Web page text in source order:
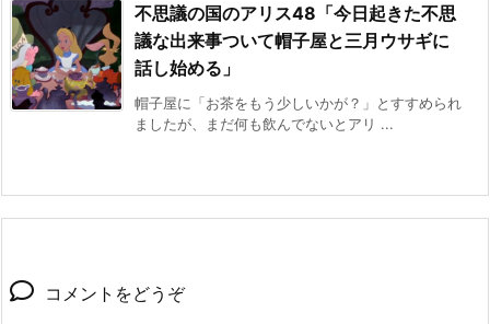
不思議の国のアリス48「今日起きた不思
議な出来事ついて帽子屋と三月ウサギに
話し始める」
帽子屋に「お茶をもう少しいかが？」とすすめられ
ましたが、まだ何も飲んでないとアリ ...
コメントをどうぞ